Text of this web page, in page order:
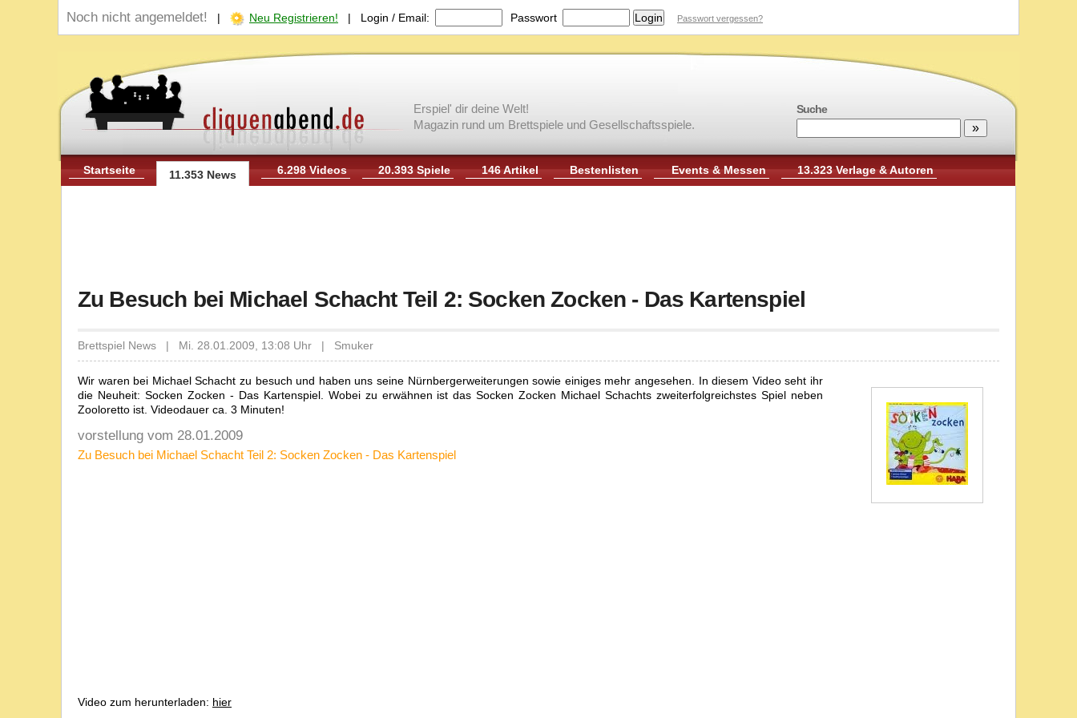
Noch nicht angemeldet! | Neu Registrieren! | Login / Email: Passwort Passwort vergessen?
Suche
Erspiel' dir deine Welt!
Magazin rund um Brettspiele und Gesellschaftsspiele.
Startseite 11.353 News 6.298 Videos 20.393 Spiele 146 Artikel Bestenlisten Events & Messen 13.323 Verlage & Autoren
Zu Besuch bei Michael Schacht Teil 2: Socken Zocken - Das Kartenspiel
Brettspiel News | Mi. 28.01.2009, 13:08 Uhr | Smuker
Wir waren bei Michael Schacht zu besuch und haben uns seine Nürnbergerweiterungen sowie einiges mehr angesehen. In diesem Video seht ihr
die Neuheit: Socken Zocken - Das Kartenspiel. Wobei zu erwähnen ist das Socken Zocken Michael Schachts zweiterfolgreichstes Spiel neben
Zooloretto ist. Videodauer ca. 3 Minuten!
vorstellung vom 28.01.2009
Zu Besuch bei Michael Schacht Teil 2: Socken Zocken - Das Kartenspiel
Video zum herunterladen: hier